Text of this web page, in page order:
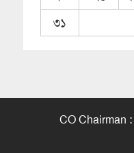
৩১
CO Chairman :